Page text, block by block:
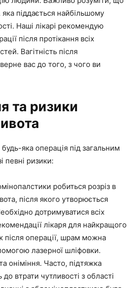
піддається найбільшому
Наші лікарі рекомендую
після протікання всіх
Вагітність після
вас до того, з чого ви
та ризики
яка операція під загальним
певні ризики:
робиться розріз в
після якого утворюється
дотримуватися всіх
лікаря для найкращого
після операції, шрам можна
лазерної шліфовки.
оніміння. Часто, підтяжка
втрати чутливості з області